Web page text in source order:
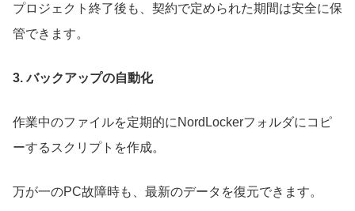
プロジェクト終了後も、契約で定められた期間は安全に保
管できます。
3. バックアップの自動化
作業中のファイルを定期的にNordLockerフォルダにコピ
ーするスクリプトを作成。
万が一のPC故障時も、最新のデータを復元できます。